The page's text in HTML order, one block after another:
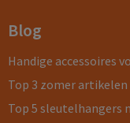
Blog
Handige accessoires
Top 3 zomer artikelen
Top 5 sleutelhangers